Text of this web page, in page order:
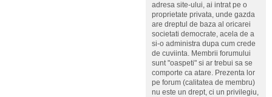
adresa site-ului, ai intrat pe o
proprietate privata, unde gazda
are dreptul de baza al oricarei
societati democrate, acela de a
si-o administra dupa cum crede
de cuviinta. Membrii forumului
sunt "oaspeti" si ar trebui sa se
comporte ca atare. Prezenta lor
pe forum (calitatea de membru)
nu este un drept, ci un privilegiu,